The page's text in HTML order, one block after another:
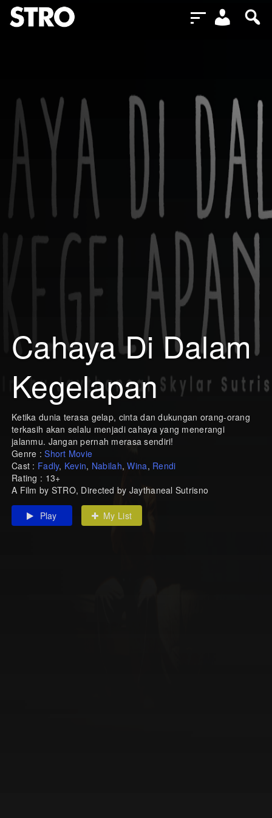
Cahaya Di Dalam
Kegelapan
Ketika dunia terasa gelap, cinta dan dukungan orang-orang
terkasih akan selalu menjadi cahaya yang menerangi
jalanmu. Jangan pernah merasa sendiri!
Genre :Short Movie
Cast : Fadly, Kevin, Nabilah,Wina, Rendi
Rating : 13+
A Film by STRO, Directed by Jaythaneal Sutrisno
Play My List